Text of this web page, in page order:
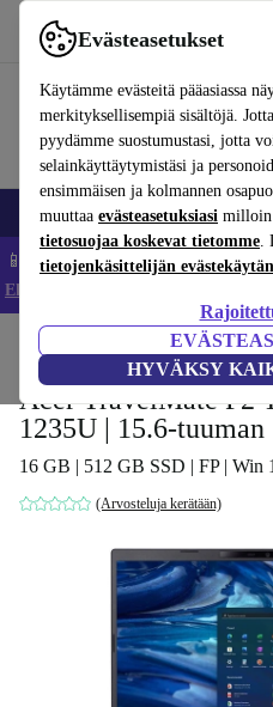
Evästeasetukset
Käytämme evästeitä pääasiassa
merkityksellisempiä sisältöjä.
pyydämme suostumustasi, jotta
selainkäyttäytymistäsi ja
ensimmäisen ja kolmannen
muuttaa evästeasetuksiasi milloin
tietosuojaa koskevat tietomme.
tietojenkäsittelijän
HYVÄKSY
Käytä refurbed-palvelua nopeasti ja
Matkapuhelimet ja älypuhelimet
📱 Säästä 5 % LISÄÄ iPhoneista
Ehdot ja säännöt
Kannettavat tietokoneet
Acer TravelMate P2
1235U | 15.6-tuuman
16 GB | 512 GB SSD | FP | Win
(Arvosteluja kerätään)